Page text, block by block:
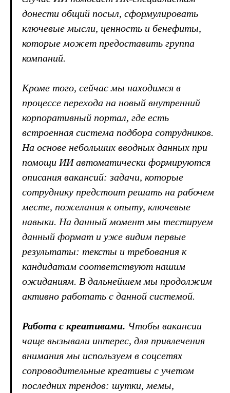
донести общий посыл, сформулировать
ключевые мысли, ценность и бенефиты,
которые может предоставить группа
компаний.
Кроме того, сейчас мы находимся в
процессе перехода на новый внутренний
корпоративный портал, где есть
встроенная система подбора сотрудников.
На основе небольших вводных данных при
помощи ИИ автоматически формируются
описания вакансий: задачи, которые
сотруднику предстоит решать на рабочем
месте, пожелания к опыту, ключевые
навыки. На данный момент мы тестируем
данный формат и уже видим первые
результаты: тексты и требования к
кандидатам соответствуют нашим
ожиданиям. В дальнейшем мы продолжим
активно работать с данной системой.
Работа с креативами. Чтобы вакансии
чаще вызывали интерес, для привлечения
внимания мы используем в соцсетях
сопроводительные креативы с учетом
последних трендов: шутки, мемы,